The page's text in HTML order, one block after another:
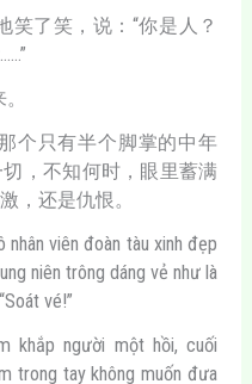
笑了笑，说：“你是人？
个只有半个脚掌的中年
，不知何时，眼里蓄满
，还是仇恨。
viên đoàn tàu xinh đẹp
niên trông dáng vẻ như là
vé!”
khắp người một hồi, cuối
trong tay không muốn đưa